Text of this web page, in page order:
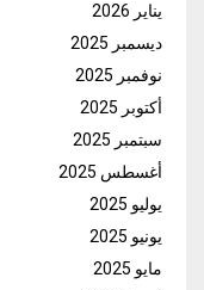
يناير 2026
ديسمبر 2025
نوفمبر 2025
أكتوبر 2025
سبتمبر 2025
أغسطس 2025
يوليو 2025
يونيو 2025
مايو 2025